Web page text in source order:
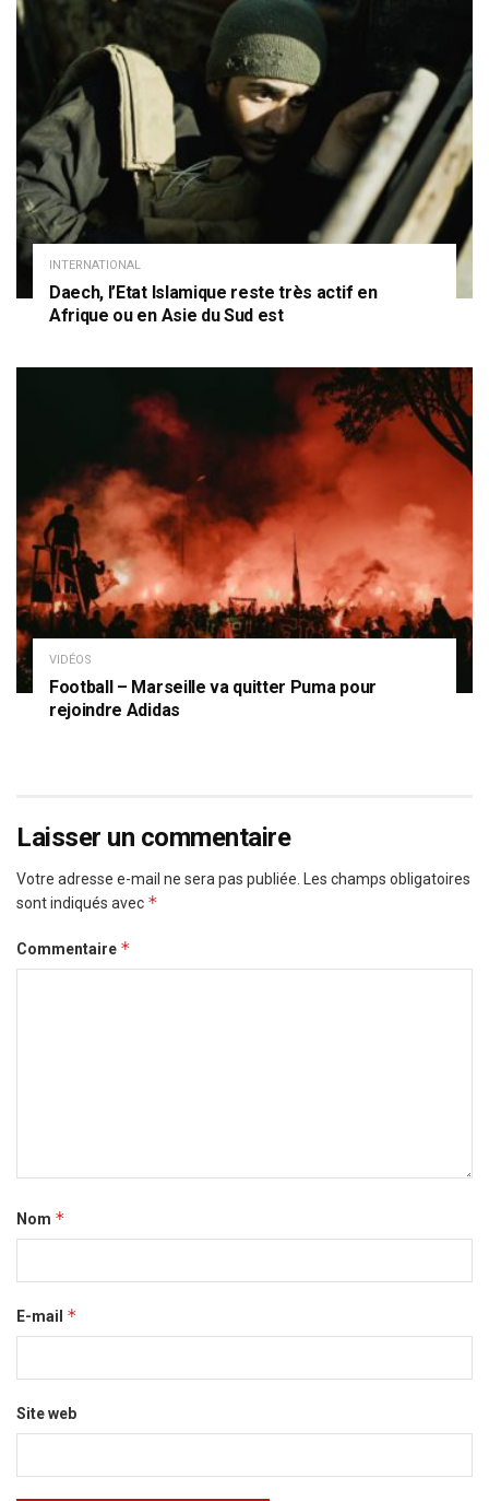
INTERNATIONAL
Daech, l’Etat Islamique reste très actif en
Afrique ou en Asie du Sud est
VIDÉOS
Football – Marseille va quitter Puma pour
rejoindre Adidas
Laisser un commentaire
Votre adresse e-mail ne sera pas publiée. Les champs obligatoires
sont indiqués avec *
Commentaire *
Nom *
E-mail *
Site web